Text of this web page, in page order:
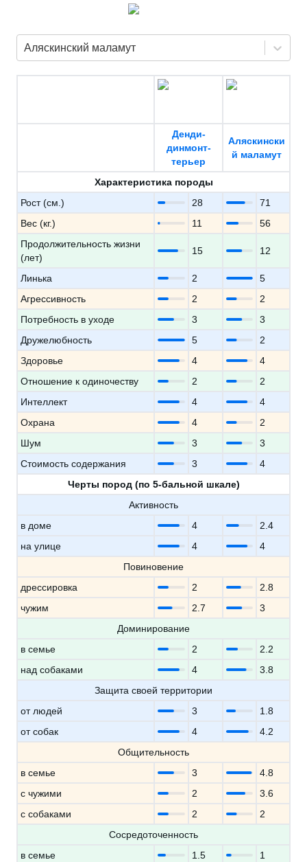
Аляскинский маламут
Денди-
динмонт-
терьер
Аляскински
й маламут
Характеристика породы
Рост (см.)
28
71
Вес (кг.)
11
56
Продолжительность жизни
(лет)
15 12
Линька 2
5
Агрессивность
2
2
Потребность в уходе
3
3
Дружелюбность
5
2
Здоровье
4
4
Отношение к одиночеству
2
2
Интеллект
4
4
Охрана
4
2
Шум
3
3
Стоимость содержания
3
4
Черты пород (по 5-бальной шкале)
Активность
в доме
4
2.4
на улице
4
4
Повиновение
дрессировка
2
2.8
чужим
2.7
3
Доминирование
в семье
2
2.2
над собаками
4
3.8
Защита своей территории
от людей
3
1.8
от собак
4
4.2
Общительность
в семье
3
4.8
с чужими
2
3.6
с собаками
2
2
Сосредоточенность
в семье
1.5
1